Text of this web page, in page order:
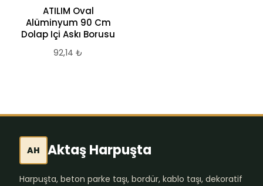
ATILIM Oval
Alüminyum 90 Cm
Dolap Içi Askı Borusu
92,14 ₺
AH Aktaş Harpuşta
Harpuşta, beton parke taşı, bordür, kablo taşı, dekoratif